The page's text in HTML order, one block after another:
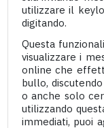
utilizzare il
digitando.
Questa
visualizzare i
online che
bullo,
o anche solo
utilizzando
immediati, puoi